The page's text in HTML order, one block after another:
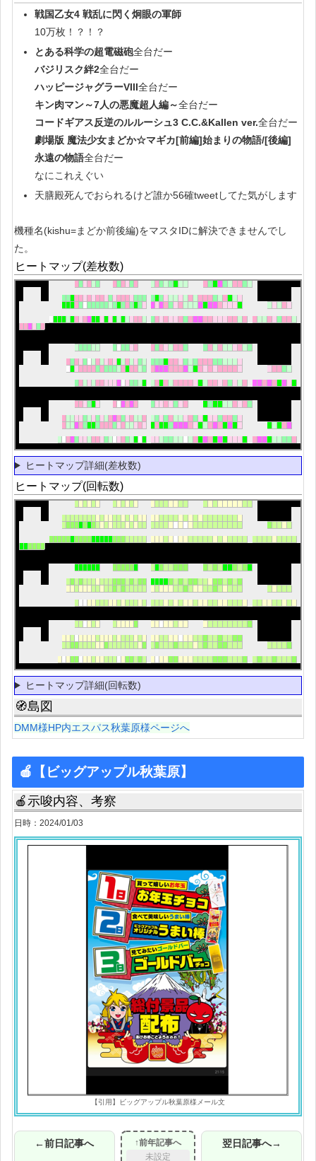
戦国乙女4 戦乱に閃く炯眼の軍師
10万枚！？！？
とある科学の超電磁砲全台だー
バジリスク絆2全台だー
ハッピージャグラーVIII全台だー
キン肉マン～7人の悪魔超人編～全台だー
コードギアス反逆のルルーシュ3 C.C.&Kallen ver.全台だー
劇場版 魔法少女まどか☆マギカ[前編]始まりの物語/[後編]
永遠の物語全台だー
なにこれえぐい
天膳殿死んでおられるけど誰か56確tweetしてた気がします
機種名(kishu=まどか前後編)をマスタIDに解決できませんでし
た。
ヒートマップ(差枚数)
ヒートマップ詳細(差枚数)
ヒートマップ(回転数)
ヒートマップ詳細(回転数)
🧭島図
DMM様HP内エスパス秋葉原様ページへ
🍎【ビッグアップル秋葉原】
🍎示唆内容、考察
日時：2024/01/03
【引用】ビッグアップル秋葉原様メール文
←前日記事へ
↑前年記事へ
未設定
翌日記事へ→